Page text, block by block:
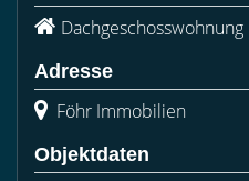
Dachgeschosswohnung
Adresse
Föhr Immobilien
Objektdaten